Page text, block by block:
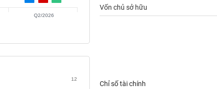
Q2/2026
Vốn chủ sở hữu
12
Chỉ số tài chính